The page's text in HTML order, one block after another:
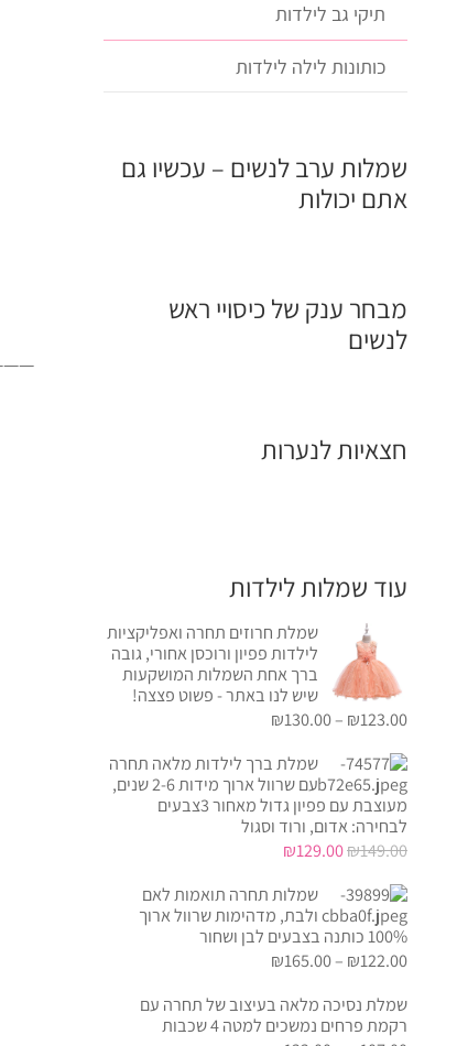
תיקי גב לילדות
כותונות לילה לילדות
שמלות ערב לנשים – עכשיו גם
אתם יכולות
מבחר ענק של כיסויי ראש
לנשים
חצאיות לנערות
עוד שמלות לילדות
שמלת חרוזים תחרה ואפליקציות
לילדות פפיון ורוכסן אחורי, גובה
ברך אחת השמלות המושקעות
שיש לנו באתר - פשוט פצצה!
₪123.00
–
₪130.00
שמלת ברך לילדות מלאה תחרה
עם שרוול ארוך מידות 2-6 שנים,
מעוצבת עם פפיון גדול מאחור 3צבעים
לבחירה: אדום, ורוד וסגול
₪149.00
המחיר
היה:
₪149.00.
₪129.00
הוא:
₪129.00.
שמלות תחרה תואמות לאם
ולבת, מדהימות שרוול ארוך
100% כותנה בצבעים לבן ושחור
₪122.00
–
₪165.00
שמלת נסיכה מלאה בעיצוב של תחרה עם
רקמת פרחים נמשכים למטה 4 שכבות